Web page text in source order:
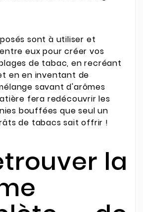
sont à utiliser et
eux pour créer vos
de tabac, en recréant
en en inventant de
savant d'arômes
fera redécouvrir les
bouffées que seul un
de tabacs sait offrir !
la